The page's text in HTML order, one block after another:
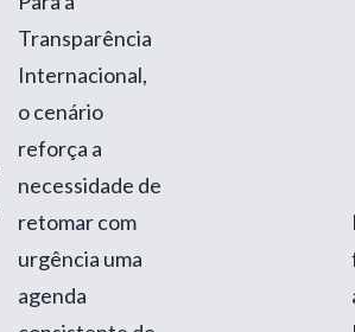
Transparência
Internacional,
o cenário
reforça a
necessidade de
retomar com
urgência uma
agenda